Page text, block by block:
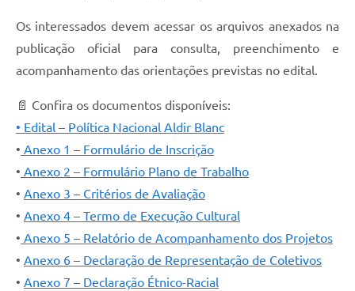
Os interessados devem acessar os arquivos anexados na
publicação oficial para consulta, preenchimento e
acompanhamento das orientações previstas no edital.
📄 Confira os documentos disponíveis:
• Edital – Política Nacional Aldir Blanc
• Anexo 1 – Formulário de Inscrição
• Anexo 2 – Formulário Plano de Trabalho
• Anexo 3 – Critérios de Avaliação
• Anexo 4 – Termo de Execução Cultural
• Anexo 5 – Relatório de Acompanhamento dos Projetos
• Anexo 6 – Declaração de Representação de Coletivos
• Anexo 7 – Declaração Étnico-Racial